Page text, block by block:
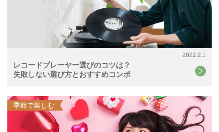
2022.2.1
レコードプレーヤー選びのコツは？
失敗しない選び方とおすすめコンポ
季節で楽しむ